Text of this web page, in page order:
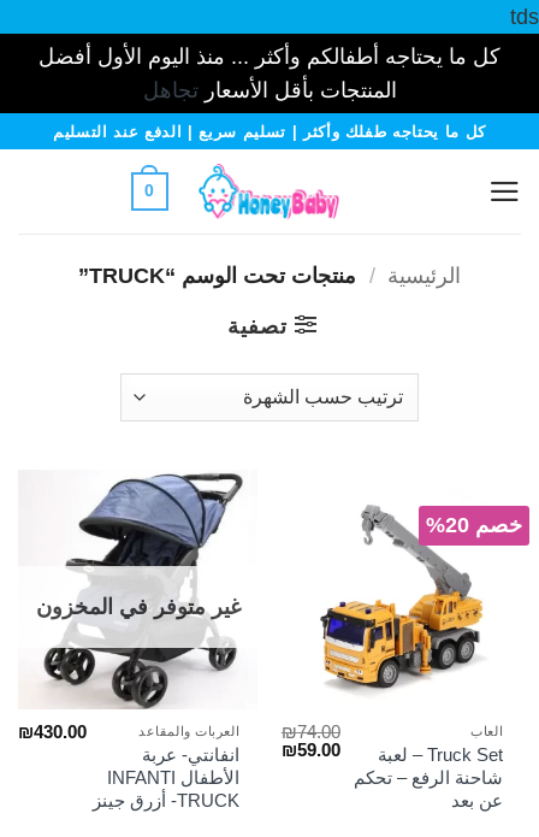
tds
كل ما يحتاجه أطفالكم وأكثر ... منذ اليوم الأول أفضل
المنتجات بأقل الأسعارتجاهل
تخطيكل ما يحتاجه طفلك وأكثر | تسليم سريع | الدفع عند التسليم
0
الرئيسية / منتجات تحت الوسم “TRUCK”
تصفية
خصم 20%
العاب
Truck Set – لعبة
شاحنة الرفع – تحكم
عن بعد
₪74.00
السعر₪59.00
السعر
الحالي
غير متوفر في المخزون
العربات والمقاعد
انفانتي- عربة
الأطفال INFANTI
TRUCK- أزرق جينز
₪430.00